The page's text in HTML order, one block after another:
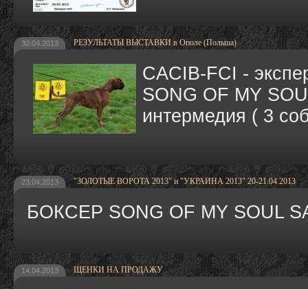
30.04.2013 РЕЗУЛЬТАТЫ ВЫСТАВКИ в Ополе (Польша)
CACIB-FCI -
SONG OF MY
интермедия ( 3
23.04.2013 "ЗОЛОТЫЕ ВОРОТА 2013" и "УКРАИНА 2013" 20-21.04.2013
БОКСЕР SONG OF MY SOUL
14.04.2013 ЩЕНКИ НА ПРОДАЖУ